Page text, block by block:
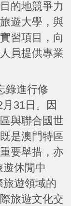
的地競爭力
遊大學，與
習項目，向
員提供專業
錄進行修
31日。因
與聯合國世
是澳門特區
要舉措，亦
休閒中
旅遊領域的
旅遊文化交